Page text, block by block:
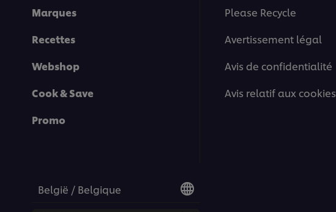
Marques
Recettes
Webshop
Cook & Save
Promo
Please Recycle
Avertissement légal
Avis de confidentialité
Avis relatif aux cookies
België / Belgique